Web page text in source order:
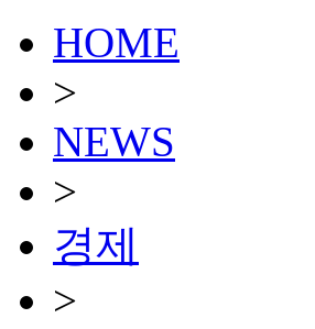
HOME
>
NEWS
>
경제
>